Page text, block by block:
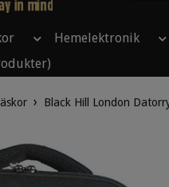
Hemelektronik
Black Hill London